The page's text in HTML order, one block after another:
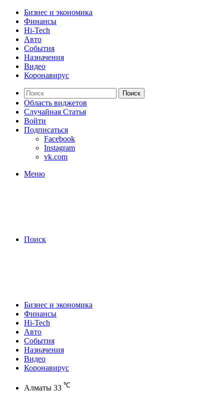
Бизнес и экономика
Финансы
Hi-Tech
Авто
События
Назначения
Видео
Коронавирус
Поиск
Область виджетов
Случайная Статья
Войти
Подписаться
Facebook
Instagram
vk.com
Меню
Поиск
Бизнес и экономика
Финансы
Hi-Tech
Авто
События
Назначения
Видео
Коронавирус
Алматы 33 ℃